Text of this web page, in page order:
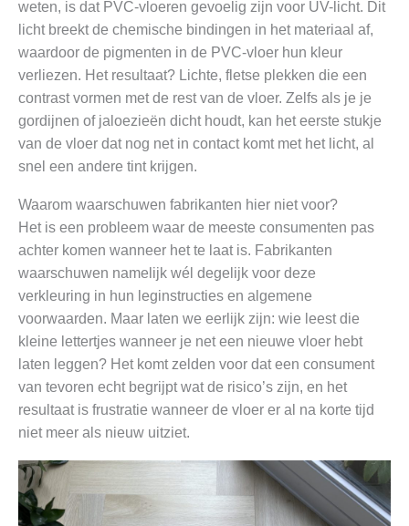
weten, is dat PVC-vloeren gevoelig zijn voor UV-licht. Dit
licht breekt de chemische bindingen in het materiaal af,
waardoor de pigmenten in de PVC-vloer hun kleur
verliezen. Het resultaat? Lichte, fletse plekken die een
contrast vormen met de rest van de vloer. Zelfs als je je
gordijnen of jaloezieën dicht houdt, kan het eerste stukje
van de vloer dat nog net in contact komt met het licht, al
snel een andere tint krijgen.
Waarom waarschuwen fabrikanten hier niet voor?
Het is een probleem waar de meeste consumenten pas
achter komen wanneer het te laat is. Fabrikanten
waarschuwen namelijk wél degelijk voor deze
verkleuring in hun leginstructies en algemene
voorwaarden. Maar laten we eerlijk zijn: wie leest die
kleine lettertjes wanneer je net een nieuwe vloer hebt
laten leggen? Het komt zelden voor dat een consument
van tevoren echt begrijpt wat de risico’s zijn, en het
resultaat is frustratie wanneer de vloer er al na korte tijd
niet meer als nieuw uitziet.